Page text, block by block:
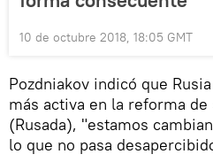
10 de octubre 2018, 18:05 GMT
Pozdniakov indicó que
más activa en la reforma
(Rusada), "estamos
lo que no pasa